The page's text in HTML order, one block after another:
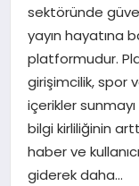
TEKNOLOJI
YAŞAM
sektöründe
yayın hayatına
platformudur.
girişimcilik, spor
içerikler
bilgi kirliliğinin
haber ve
giderek daha…